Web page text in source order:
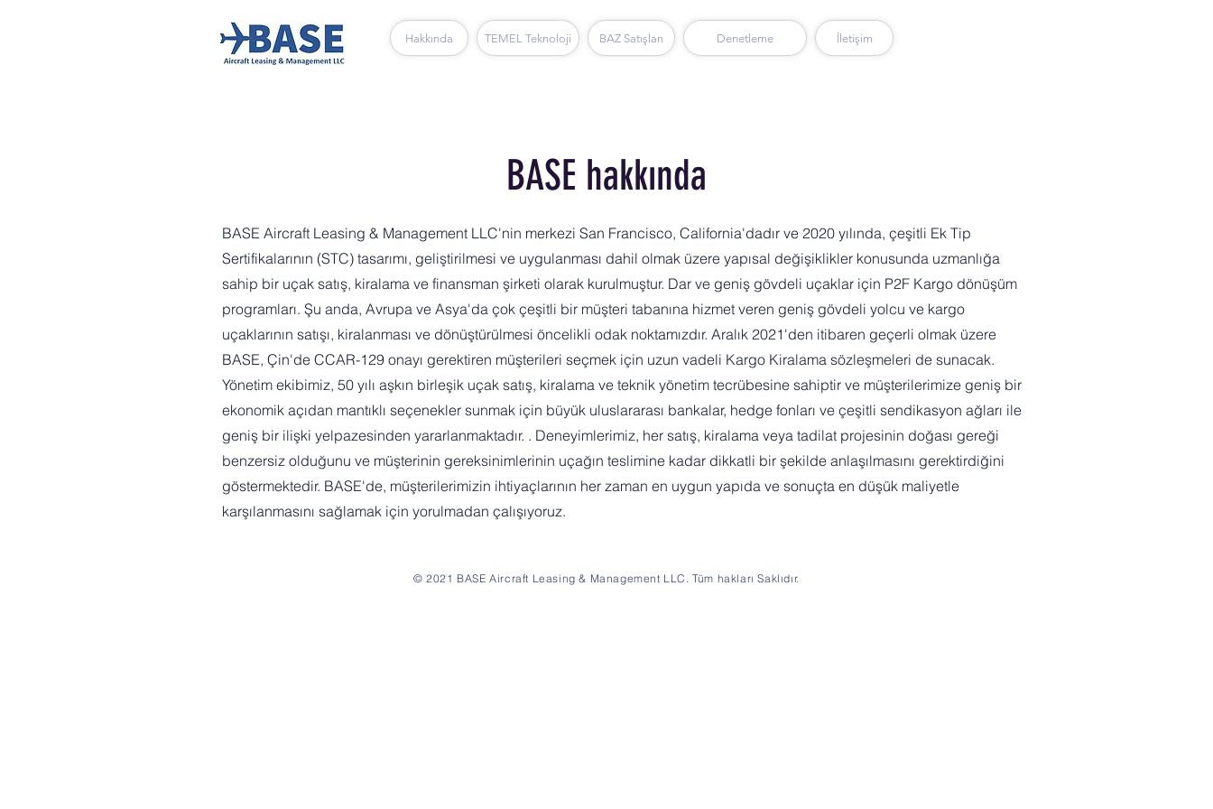
Hakkında TEMEL Teknoloji BAZ Satışları Denetleme
BASE hakkında
BASE Aircraft Leasing & Management LLC'nin merkezi San Francisco, California'dadır ve 2020 yılında, çeşitli Ek Tip
Sertifikalarının (STC) tasarımı, geliştirilmesi ve uygulanması dahil olmak üzere yapısal değişiklikler konusunda uzmanlığa
sahip bir uçak satış, kiralama ve finansman şirketi olarak kurulmuştur. Dar ve geniş gövdeli uçaklar için P2F Kargo dönüşüm
programları. Şu anda, Avrupa ve Asya'da çok çeşitli bir müşteri tabanına hizmet veren geniş gövdeli yolcu ve kargo
uçaklarının satışı, kiralanması ve dönüştürülmesi öncelikli odak noktamızdır. Aralık 2021'den itibaren geçerli olmak üzere
BASE, Çin'de CCAR-129 onayı gerektiren müşterileri seçmek için uzun vadeli Kargo Kiralama sözleşmeleri de sunacak.
Yönetim ekibimiz, 50 yılı aşkın birleşik uçak satış, kiralama ve teknik yönetim tecrübesine sahiptir ve müşterilerimize geniş bir
ekonomik açıdan mantıklı seçenekler sunmak için büyük uluslararası bankalar, hedge fonları ve çeşitli sendikasyon ağları ile
geniş bir ilişki yelpazesinden yararlanmaktadır. . Deneyimlerimiz, her satış, kiralama veya tadilat projesinin doğası gereği
benzersiz olduğunu ve müşterinin gereksinimlerinin uçağın teslimine kadar dikkatli bir şekilde anlaşılmasını gerektirdiğini
göstermektedir. BASE'de, müşterilerimizin ihtiyaçlarının her zaman en uygun yapıda ve sonuçta en düşük maliyetle
karşılanmasını sağlamak için yorulmadan çalışıyoruz.
İletişim
© 2021 BASE Aircraft Leasing & Management LLC. Tüm hakları Saklıdır.